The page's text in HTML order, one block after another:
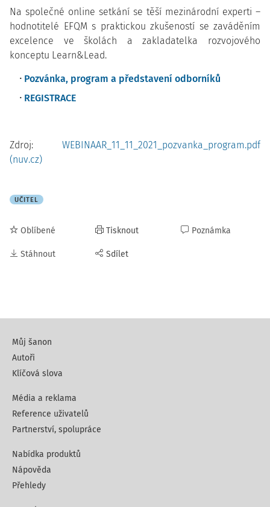
Na společné online setkání se těší mezinárodní experti –
hodnotitelé EFQM s praktickou zkušeností se zaváděním
excelence ve školách a zakladatelka rozvojového
konceptu Learn&Lead.
Pozvánka, program a představení odborníků
REGISTRACE
Zdroj: WEBINAAR_11_11_2021_pozvanka_program.pdf
(nuv.cz)
UČITEL
Oblíbené
Stáhnout
Tisknout
Sdílet
Poznámka
Můj šanon
Autoři
Klíčová slova
Média a reklama
Reference uživatelů
Partnerství, spolupráce
Nabídka produktů
Nápověda
Přehledy